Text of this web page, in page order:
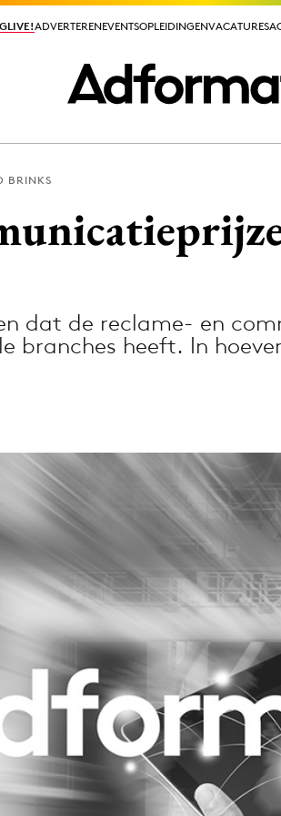
ADVERTERENEVENTSOPLEIDINGENVACATURES
ADVERTERENEVENTSOPLEIDINGENVACATURES
Media
Reputatie
BRINKS
dat de reclame- en
branches heeft. In